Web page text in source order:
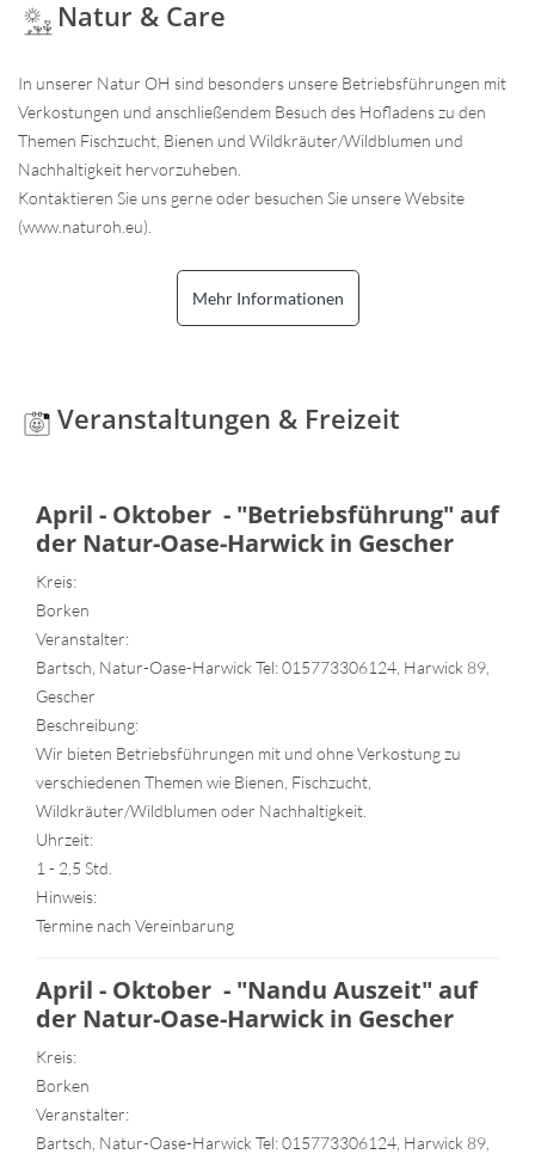
Natur & Care
In unserer Natur OH sind besonders unsere Betriebsführungen mit
Verkostungen und anschließendem Besuch des Hofladens zu den
Themen Fischzucht, Bienen und Wildkräuter/Wildblumen und
Nachhaltigkeit hervorzuheben.
Kontaktieren Sie uns gerne oder besuchen Sie unsere Website
(www.naturoh.eu).
Mehr Informationen
Veranstaltungen & Freizeit
April - Oktober - "Betriebsführung" auf
der Natur-Oase-Harwick in Gescher
Kreis:
Borken
Veranstalter:
Bartsch, Natur-Oase-Harwick Tel: 015773306124, Harwick 89,
Gescher
Beschreibung:
Wir bieten Betriebsführungen mit und ohne Verkostung zu
verschiedenen Themen wie Bienen, Fischzucht,
Wildkräuter/Wildblumen oder Nachhaltigkeit.
Uhrzeit:
1 - 2,5 Std.
Hinweis:
Termine nach Vereinbarung
April - Oktober - "Nandu Auszeit" auf
der Natur-Oase-Harwick in Gescher
Kreis:
Borken
Veranstalter:
Bartsch, Natur-Oase-Harwick Tel: 015773306124, Harwick 89,